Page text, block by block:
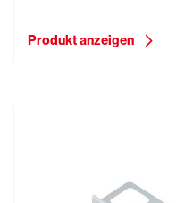
Produkt anzeigen